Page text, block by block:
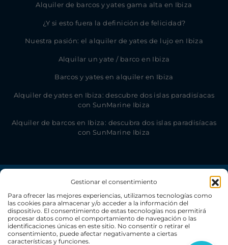
Gestionar el consentimiento
Para ofrecer las mejores experiencias, utilizamos tecnologías como
las cookies para almacenar y/o acceder a la información del
dispositivo. El consentimiento de estas tecnologías nos permitirá
procesar datos como el comportamiento de navegación o las
identificaciones únicas en este sitio. No consentir o retirar el
consentimiento, puede afectar negativamente a ciertas
características y funciones.
Alquiler de barcos y yates gama alta en Ibiza
¿Y si esto fuera la definición de felicidad?
Nuestra pasión: el alquiler de yates de lujo en Ibiza
Alquilar un yate / barco en Ibiza
Barcos y yates en alquiler en Ibiza
Alquiler de yates en Ibiza: descubre dos islas paradisíacas
con SunMarine Ibiza
Alquiler de barcos en Ibiza: descubra dos islas paradisíacas
con SunMarine Ibiza